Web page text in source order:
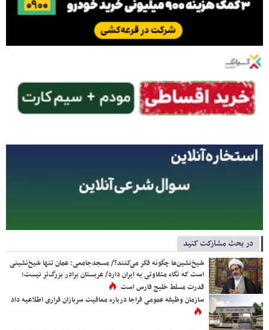
در بحث مشارکت کنید
شیخ‌نشین‌ها چگونه فکر می‌کنند؟/ مسجدجامعی: عمان تنها شیخ‌نشینی
است که نگاه متفاوتی به ایران دارد/ عربستان برادر بزرگ‌تر نیست؛
قدرت مسلط خلیج فارس است
سازمان وظیفه عمومی فراجا درباره معافیت سربازان فراری اطلاعیه داد